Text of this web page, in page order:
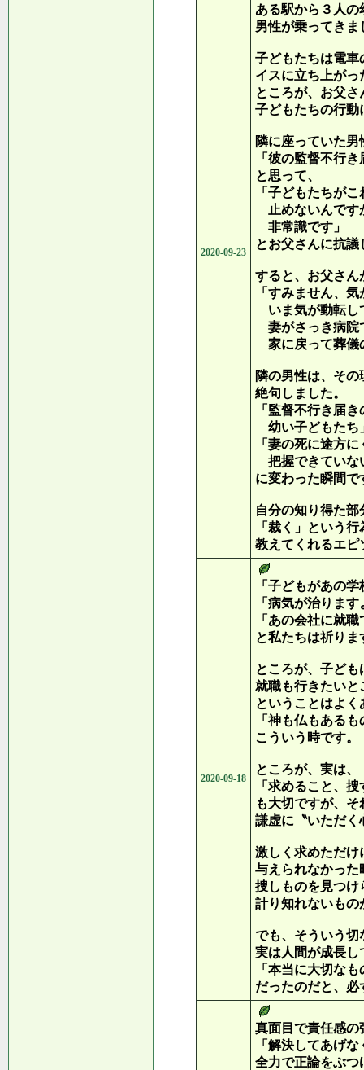
2020-09-23
ある駅から３人
男性が乗ってきま
子どもたちは電車
イスに立ち上が
ところが、お父
子どもたちの行動
隣に座っていた男
「彼の監督不行
と思って、
「子どもたちが
止めないんです
非常識です」
とお父さんに抗議
すると、お父さん
「すみません、
いま気が動転し
妻がさっき病院
家に戻って葬儀
隣の男性は、そ
絶句しました。
「監督不行き届
幼い子どもたち
「妻の死に途方
把握できていな
に変わった瞬間で
自分の知り得た
「裁く」という
教えてくれるエピ
2020-09-18
「子どもがあの
「病気が治りま
「あの会社に就
と私たちは祈りま
ところが、子ど
就職も行きたいと
ということはよ
「神も仏もある
こういう時です。
ところが、実は、
「求めること、
も大切ですが、
謙虚に〝いただく
激しく求めただけ
与えられなかった
捜しものを見つけ
計り知れないもの
でも、そういう切
実は人間が成長し
「本当に大切な
だったのだと、
真面目で責任感の
「解決してあげ
全力で正論をぶつ